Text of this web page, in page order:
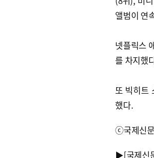
앨범이 연
넷플릭스
를 차지했
또 빅히트
했다.
ⓒ국제신
▶[국제신